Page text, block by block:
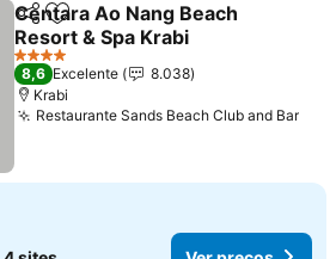
PartilharAdicionar aos favoritos
Centara Ao Nang Beach
Resort & Spa Krabi
Ver preços
4 Estrelas
8,6 Excelente
8.038
Krabi
Restaurante Sands Beach Club and BarVer